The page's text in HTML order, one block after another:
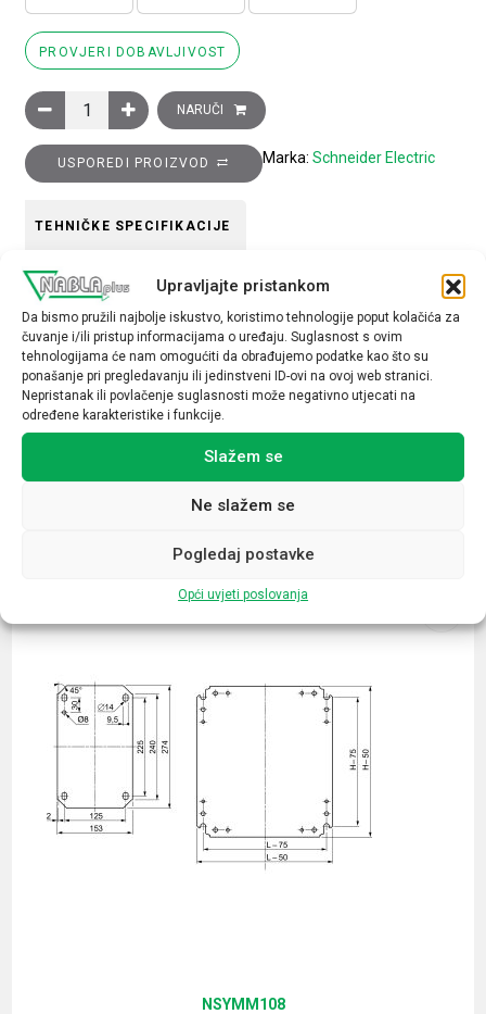
Upravljajte pristankom
Da bismo pružili najbolje iskustvo, koristimo tehnologije poput kolačića za
čuvanje i/ili pristup informacijama o uređaju. Suglasnost s ovim
tehnologijama će nam omogućiti da obrađujemo podatke kao što su
ponašanje pri pregledavanju ili jedinstveni ID-ovi na ovoj web stranici.
Nepristanak ili povlačenje suglasnosti može negativno utjecati na
određene karakteristike i funkcije.
Slažem se
Ne slažem se
Pogledaj postavke
Opći uvjeti poslovanja
PROVJERI DOBAVLJIVOST
Glava plave preklopke promjera 22, 2 položaja, nepomična
NARUČI
USPOREDI PROIZVOD Marka: Schneider Electric
TEHNIČKE SPECIFIKACIJE
Boja
plava
Tip opreme
glava preklopke
NSYMM108